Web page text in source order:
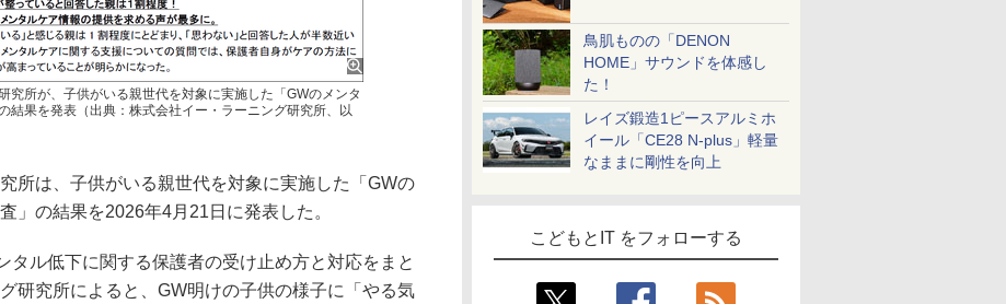
鳥肌ものの「DENON
HOME」サウンドを体感し
た！
レイズ鍛造1ピースアルミホ
イール「CE28 N-plus」軽量
なままに剛性を向上
こどもとIT をフォローする
究所が、子供がいる親世代を対象に実施した「GWのメンタ
結果を発表（出典：株式会社イー・ラーニング研究所、以
所は、子供がいる親世代を対象に実施した「GWの
」の結果を2026年4月21日に発表した。
タル低下に関する保護者の受け止め方と対応をまと
研究所によると、GW明けの子供の様子に「やる気